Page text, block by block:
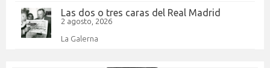
Las dos o tres caras del Real Madrid
2 agosto, 2026
La Galerna